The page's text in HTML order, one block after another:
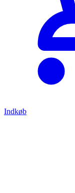
Indkøb